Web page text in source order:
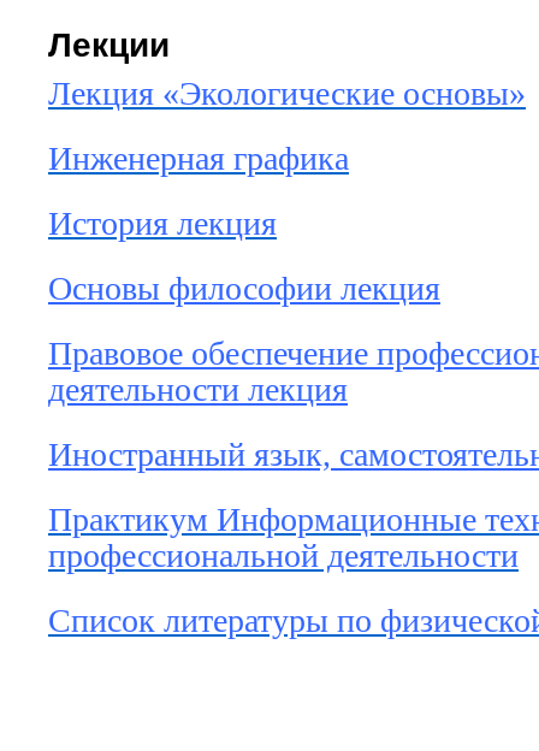
Лекции
Лекция «Экологические основы»
Инженерная графика
История лекция
Основы философии лекция
Правовое обеспечение
деятельности лекция
Иностранный язык,
Практикум Информационные
профессиональной деятельности
Список литературы по